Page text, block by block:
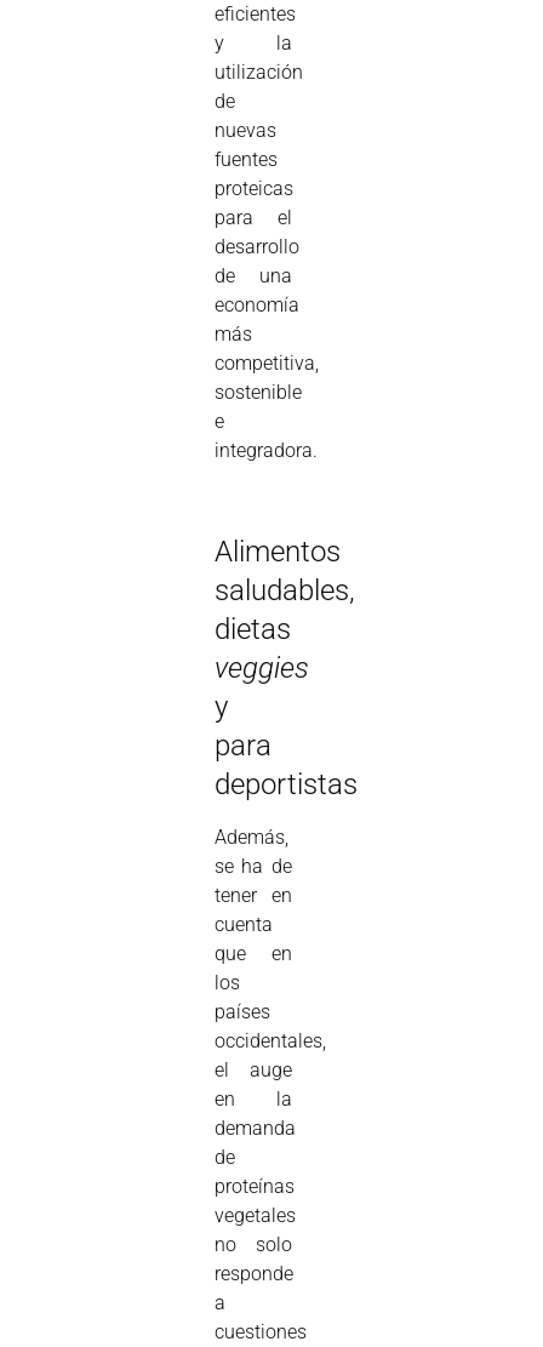
eficientes
y la
utilización
de
nuevas
fuentes
proteicas
para el
desarrollo
de una
economía
más
competitiva,
sostenible
e
integradora.
Alimentos
saludables,
dietas
veggies
y
para
deportistas
Además,
se ha de
tener en
cuenta
que en
los
países
occidentales,
el auge
en la
demanda
de
proteínas
vegetales
no solo
responde
a
cuestiones